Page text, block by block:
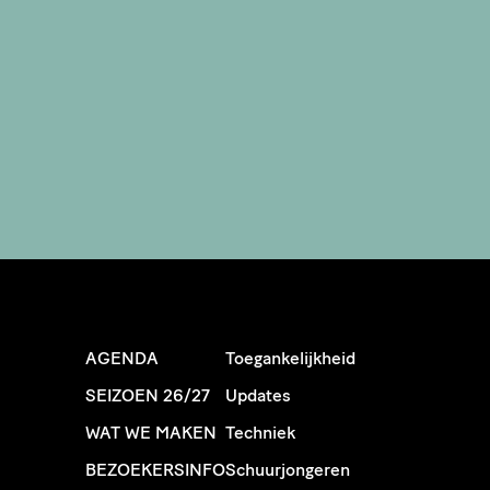
AGENDA
SEIZOEN 26/27
WAT WE MAKEN
BEZOEKERSINFO
Toegankelijkheid
Updates
Techniek
Schuurjongeren